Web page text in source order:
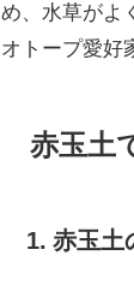
め、水草がよ
オトープ愛好
赤玉土
1. 赤玉土